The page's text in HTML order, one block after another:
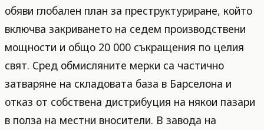
обяви глобален план за преструктуриране, който
включва закриването на седем производствени
мощности и общо 20 000 съкращения по целия
свят. Сред обмисляните мерки са частично
затваряне на складовата база в Барселона и
отказ от собствена дистрибуция на някои пазари
в полза на местни вносители. В завода на